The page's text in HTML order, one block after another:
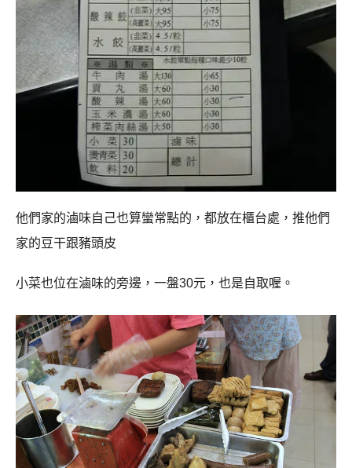
他們家的滷味自己也算蠻常點的，都放在櫃台處，推他們
家的豆干跟豬頭皮
小菜也位在滷味的旁邊，一盤30元，也是自取喔。